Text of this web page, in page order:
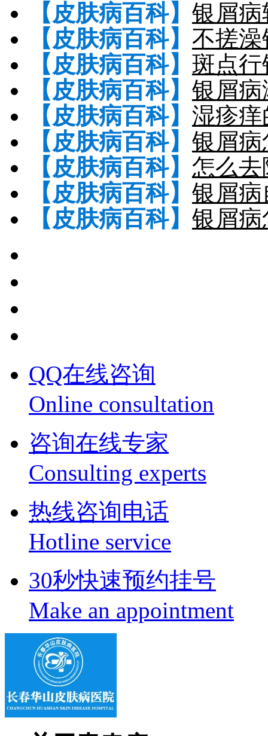
【皮肤病百科】 银屑
【皮肤病百科】 不搓
【皮肤病百科】 斑点
【皮肤病百科】 银屑
【皮肤病百科】 湿疹
【皮肤病百科】 银屑
【皮肤病百科】 怎么
【皮肤病百科】 银屑
【皮肤病百科】 银屑
QQ在线咨询
Online consultation
咨询在线专家
Consulting experts
热线咨询电话
Hotline service
30秒快速预约挂号
Make an appointment